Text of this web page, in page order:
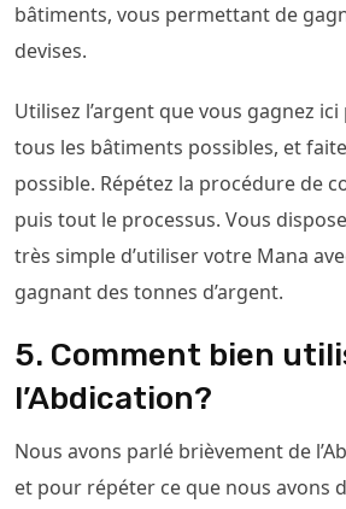
bâtiments, vous permettant de
devises.
Utilisez l’argent que vous gagnez
tous les bâtiments possibles, et
possible. Répétez la procédure de
puis tout le processus. Vous
très simple d’utiliser votre Mana
gagnant des tonnes d’argent.
5. Comment bien
l’Abdication?
Nous avons parlé brièvement de
et pour répéter ce que nous avons